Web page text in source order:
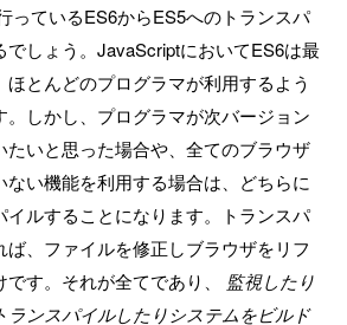
っているES6からES5へのトランスパ
でしょう。JavaScriptにおいてES6は最
ほとんどのプログラマが利用するよう
。しかし、プログラマが次バージョン
たいと思った場合や、全てのブラウザ
ない機能を利用する場合は、どちらに
イルすることになります。トランスパ
ば、ファイルを修正しブラウザをリフ
す。それが全てであり、 監視したり
ランスパイルしたりシステムをビルド